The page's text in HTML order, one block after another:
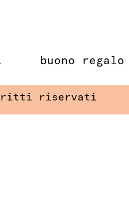
buono regalo
i diritti riservati